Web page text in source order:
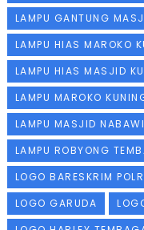
LAMPU GANTUNG
LAMPU HIAS MAROKO
LAMPU HIAS MASJID
LAMPU MAROKO
LAMPU MASJID
LAMPU ROBYONG
LOGO BARESKRIM
LOGO GARUDA